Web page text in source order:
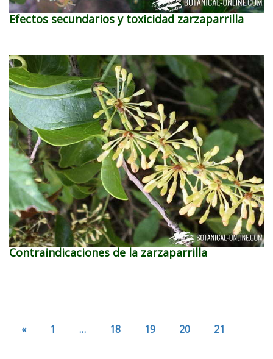
Efectos secundarios y toxicidad zarzaparrilla
Contraindicaciones de la zarzaparrilla
« 1 … 18 19 20 21